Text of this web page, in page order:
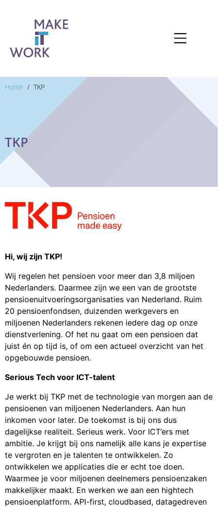
TKP
Home TKP
Hi, wij zijn TKP!
Wij regelen het pensioen voor meer dan 3,8 miljoen
Nederlanders. Daarmee zijn we een van de grootste
pensioenuitvoeringsorganisaties van Nederland. Ruim
20 pensioenfondsen, duizenden werkgevers en
miljoenen Nederlanders rekenen iedere dag op onze
dienstverlening. Of het nu gaat om een pensioen dat
juist én op tijd is, of om een actueel overzicht van het
opgebouwde pensioen.
Serious Tech voor ICT-talent
Je werkt bij TKP met de technologie van morgen aan de
pensioenen van miljoenen Nederlanders. Aan hun
inkomen voor later. De toekomst is bij ons dus
dagelijkse realiteit. Serieus werk. Voor ICT’ers met
ambitie. Je krijgt bij ons namelijk alle kans je expertise
te vergroten en je talenten te ontwikkelen. Zo
ontwikkelen we applicaties die er echt toe doen.
Waarmee je voor miljoenen deelnemers pensioenzaken
makkelijker maakt. En werken we aan een hightech
pensioenplatform. API-first, cloudbased, datagedreven